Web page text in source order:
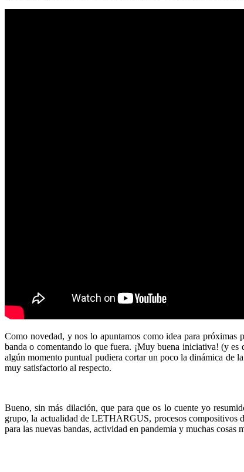
Como novedad, y nos lo apuntamos como idea para próximas
banda o comentando lo que fuera. ¡Muy buena iniciativa! (y
algún momento puntual pudiera cortar un poco la dinámica de
muy satisfactorio al respecto.
Bueno, sin más dilación, que para que os lo cuente yo
grupo, la actualidad de LETHARGUS, procesos compositivos
para las nuevas bandas, actividad en pandemia y muchas cosas